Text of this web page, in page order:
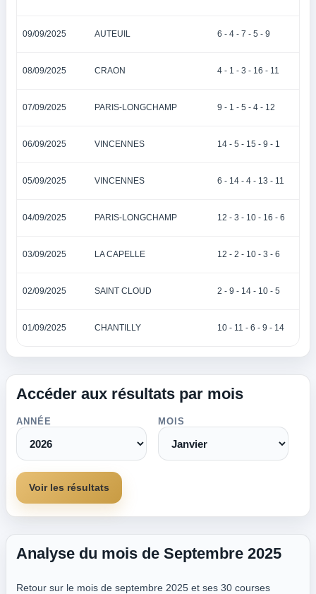
09/09/2025 AUTEUIL 6 - 4 - 7 - 5 - 9
08/09/2025 CRAON 4 - 1 - 3 - 16 - 11
07/09/2025 PARIS-LONGCHAMP 9 - 1 - 5 - 4 - 12
06/09/2025 VINCENNES 14 - 5 - 15 - 9 - 1
05/09/2025 VINCENNES 6 - 14 - 4 - 13 - 11
04/09/2025 PARIS-LONGCHAMP 12 - 3 - 10 - 16 - 6
03/09/2025 LA CAPELLE 12 - 2 - 10 - 3 - 6
02/09/2025 SAINT CLOUD 2 - 9 - 14 - 10 - 5
01/09/2025 CHANTILLY 10 - 11 - 6 - 9 - 14
Accéder aux résultats par mois
ANNÉE MOIS
Voir les résultats
Analyse du mois de Septembre 2025
Retour sur le mois de septembre 2025 et ses 30 courses